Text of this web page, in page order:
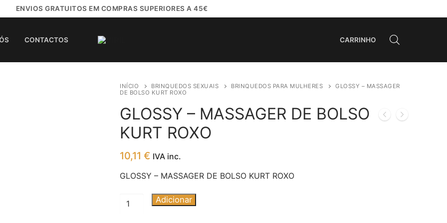
ENVIOS GRATUITOS EM COMPRAS SUPERIORES A 45€
CONTACTOS CARRINHO
INÍCIO BRINQUEDOS SEXUAIS BRINQUEDOS PARA MULHERES
GLOSSY – MASSAGER
DE BOLSO KURT ROXO
GLOSSY – MASSAGER DE BOLSO
KURT ROXO
10,11 € IVA inc.
GLOSSY – MASSAGER DE BOLSO KURT ROXO
QuantidadeAdicionar